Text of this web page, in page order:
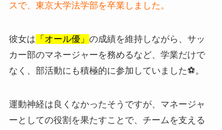
スで、東京大学法学部を卒業しました。
彼女は 「オール優」 の成績を維持しながら、サッ
カー部のマネージャーを務めるなど、学業だけで
なく、部活動にも積極的に参加していました⚽。
運動神経は良くなかったそうですが、マネージャ
ーとしての役割を果たすことで、チームを支える